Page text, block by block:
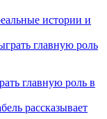
истории и
главную роль в